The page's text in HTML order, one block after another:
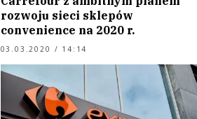
rozwoju sieci sklepów
convenience na 2020 r.
03.03.2020 / 14:14